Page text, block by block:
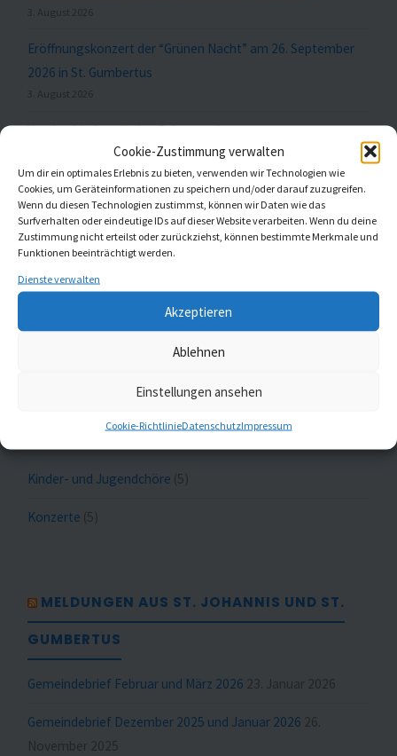
Cookie-Zustimmung verwalten
Um dir ein optimales Erlebnis zu bieten, verwenden wir Technologien wie
Cookies, um Geräteinformationen zu speichern und/oder darauf zuzugreifen.
Wenn du diesen Technologien zustimmst, können wir Daten wie das
Surfverhalten oder eindeutige IDs auf dieser Website verarbeiten. Wenn du deine
Zustimmung nicht erteilst oder zurückziehst, können bestimmte Merkmale und
Funktionen beeinträchtigt werden.
Dienste verwalten
Akzeptieren
Ablehnen
Einstellungen ansehen
Cookie-RichtlinieDatenschutzImpressum
3. August 2026
Eröffnungskonzert der “Grünen Nacht” am 26. September
2026 in St. Gumbertus
3. August 2026
Verabschiedung in den Ruhestand
Start der Musikalischen Mittagsandachten in St. Gumbertus
27. April 2026
Meldungen nach Themen
Kinder- und Jugendchöre (5)
Konzerte (5)
MELDUNGEN AUS ST. JOHANNIS UND ST.
GUMBERTUS
Gemeindebrief Februar und März 2026 23. Januar 2026
Gemeindebrief Dezember 2025 und Januar 2026 26.
November 2025